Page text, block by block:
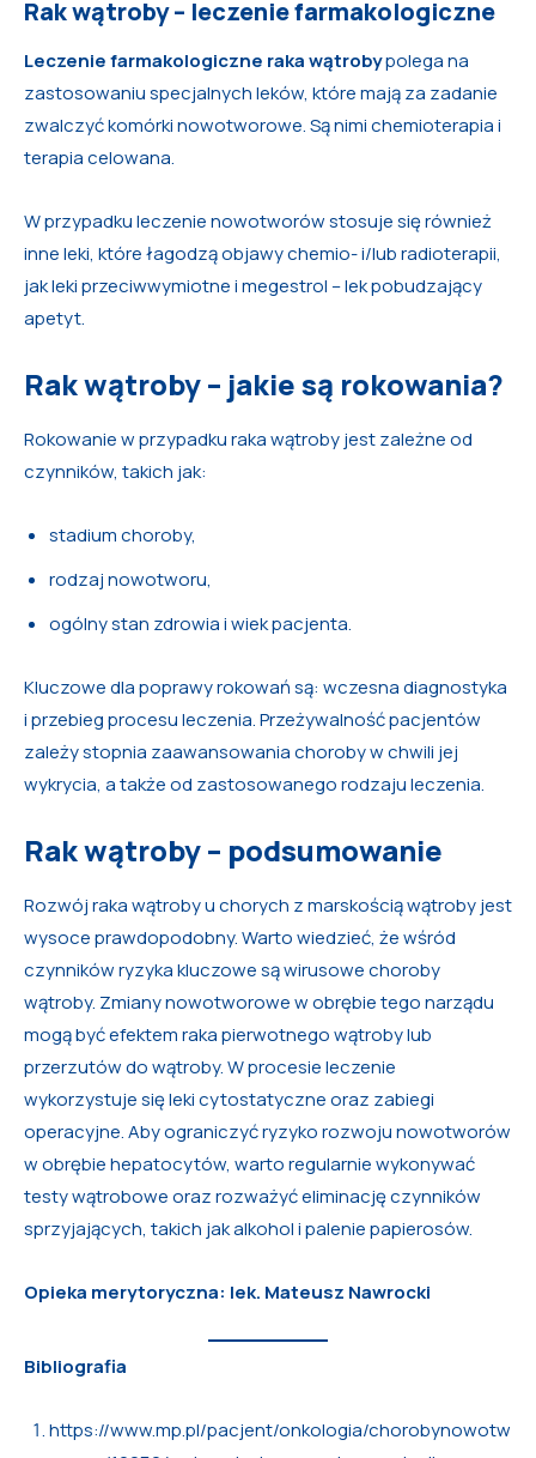
Rak wątroby – leczenie farmakologiczne
Leczenie farmakologiczne raka wątrobypolega na
zastosowaniu specjalnych leków, które mają za zadanie
zwalczyć komórki nowotworowe. Są nimi chemioterapia i
terapia celowana.
W przypadku leczenie nowotworów stosuje się również
inne leki, które łagodzą objawy chemio- i/lub radioterapii,
jak leki przeciwwymiotne i megestrol – lek pobudzający
apetyt.
Rak wątroby – jakie są rokowania?
Rokowanie w przypadku raka wątroby jest zależne od
czynników, takich jak:
stadium choroby,
rodzaj nowotworu,
ogólny stan zdrowia i wiek pacjenta.
Kluczowe dla poprawy rokowań są: wczesna diagnostyka
i przebieg procesu leczenia. Przeżywalność pacjentów
zależy stopnia zaawansowania choroby w chwili jej
wykrycia, a także od zastosowanego rodzaju leczenia.
Rak wątroby – podsumowanie
Rozwój raka wątroby u chorych z marskością wątroby jest
wysoce prawdopodobny. Warto wiedzieć, że wśród
czynników ryzyka kluczowe są wirusowe choroby
wątroby. Zmiany nowotworowe w obrębie tego narządu
mogą być efektem raka pierwotnego wątroby lub
przerzutów do wątroby. W procesie leczenie
wykorzystuje się leki cytostatyczne oraz zabiegi
operacyjne. Aby ograniczyć ryzyko rozwoju nowotworów
w obrębie hepatocytów, warto regularnie wykonywać
testy wątrobowe oraz rozważyć eliminację czynników
sprzyjających, takich jak alkohol i palenie papierosów.
Opieka merytoryczna: lek. Mateusz Nawrocki
Bibliografia
https://www.mp.pl/pacjent/onkologia/chorobynowotw